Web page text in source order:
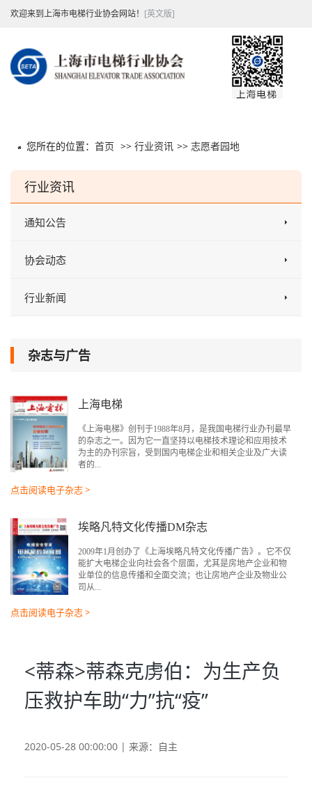
欢迎来到上海市电梯行业协会网站！ [英文版]
您所在的位置： 首页 >> 行业资讯 >> 志愿者园地
行业资讯
通知公告
协会动态
行业新闻
杂志与广告
上海电梯
《上海电梯》创刊于1988年8月，是我国电梯行业办刊最早
的杂志之一。因为它一直坚持以电梯技术理论和应用技术
为主的办刊宗旨，受到国内电梯企业和相关企业及广大读
者的...
点击阅读电子杂志 >
埃略凡特文化传播DM杂志
2009年1月创办了《上海埃略凡特文化传播广告》。它不仅
能扩大电梯企业向社会各个层面，尤其是房地产企业和物
业单位的信息传播和全面交流；也让房地产企业及物业公
司从...
点击阅读电子杂志 >
<蒂森>蒂森克虏伯：为生产负
压救护车助“力”抗“疫”
2020-05-28 00:00:00 | 来源：自主